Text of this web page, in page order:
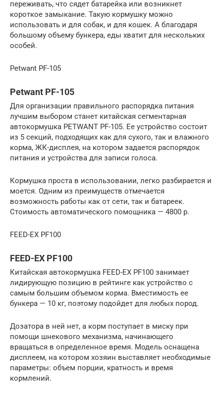
переживать, что сядет батарейка или возникнет
короткое замыкание. Такую кормушку можно
использовать и для собак, и для кошек. А благодаря
большому объему бункера, еды хватит для нескольких
особей.
Petwant PF-105
Petwant PF-105
Для организации правильного распорядка питания
лучшим выбором станет китайская сегментарная
автокормушка PETWANT PF-105. Ее устройство состоит
из 5 секций, подходящих как для сухого, так и влажного
корма, ЖК-дисплея, на котором задается распорядок
питания и устройства для записи голоса.
Кормушка проста в использовании, легко разбирается и
моется. Одним из преимуществ отмечается
возможность работы как от сети, так и батареек.
Стоимость автоматического помощника — 4800 р.
FEED-EX PF100
FEED-EX PF100
Китайская автокормушка FEED-EX PF100 занимает
лидирующую позицию в рейтинге как устройство с
самым большим объемом корма. Вместимость ее
бункера — 10 кг, поэтому подойдет для любых пород.
Дозатора в ней нет, а корм поступает в миску при
помощи шнекового механизма, начинающего
вращаться в определенное время. Модель оснащена
дисплеем, на котором хозяин выставляет необходимые
параметры: объем порции, кратность и время
кормлений.